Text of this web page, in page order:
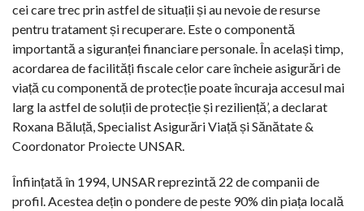
cei care trec prin astfel de situații și au nevoie de resurse
pentru tratament și recuperare. Este o componentă
importantă a siguranței financiare personale. În același timp,
acordarea de facilități fiscale celor care încheie asigurări de
viață cu componentă de protecție poate încuraja accesul mai
larg la astfel de soluții de protecție și reziliență’, a declarat
Roxana Băluță, Specialist Asigurări Viață și Sănătate &
Coordonator Proiecte UNSAR.
Înființată în 1994, UNSAR reprezintă 22 de companii de
profil. Acestea dețin o pondere de peste 90% din piața locală